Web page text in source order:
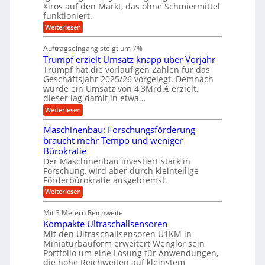
g
e
n
s
c
h
i
e
n
b
a
u
r
e
i
s
a
u
f
s
c
h
i
e
e
n
f
ü
h
r
u
n
g
e
n
B
S
C
L
w
e
i
t
e
e
n
t
w
i
Xiros auf den Markt, das ohne Schmiermittel
funktioniert.
Weiterlesen:
W
r
t
u
n
g
s
f
r
e
e
s
H
y
b
r
i
d
-
u
g
e
l
l
a
Auftragseingang steigt um 7%
Trumpf erzielt Umsatz knapp über Vorjahr
Trumpf hat die vorläufigen Zahlen für das
Geschäftsjahr 2025/26 vorgelegt. Demnach
wurde ein Umsatz von 4,3Mrd.€ erzielt,
dieser lag damit in etwa…
Weiterlesen:
T
u
m
p
f
e
r
z
i
e
t
U
m
s
a
t
Maschinenbau: Forschungsförderung
braucht mehr Tempo und weniger
Bürokratie
Der Maschinenbau investiert stark in
Forschung, wird aber durch kleinteilige
Förderbürokratie ausgebremst.
Weiterlesen:
M
s
c
h
i
n
e
Mit 3 Metern Reichweite
Kompakte Ultraschallsensoren
Mit den Ultraschallsensoren U1KM in
Miniaturbauform erweitert Wenglor sein
Portfolio um eine Lösung für Anwendungen,
die hohe Reichweiten auf kleinstem